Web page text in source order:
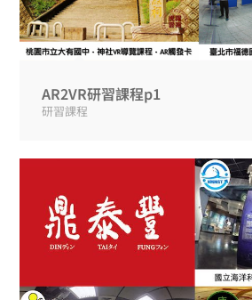
AR2VR研習課程p1
研習課程